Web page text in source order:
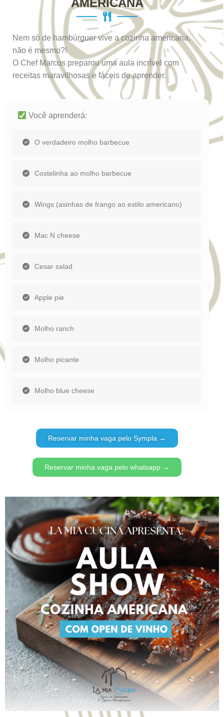
AMERICANA
Nem só de hambúrguer vive a cozinha americana,
não é mesmo?!
O Chef Marcos preparou uma aula incrível com
receitas maravilhosas e fáceis de aprender.
Você aprenderá:
O verdadeiro molho barbecue
Costelinha ao molho barbecue
Wings (asinhas de frango ao estilo americano)
Mac N cheese
Cesar salad
Apple pie
Molho ranch
Molho picante
Molho blue cheese
Reservar minha vaga pelo Sympla →
Reservar minha vaga pelo whatsapp →